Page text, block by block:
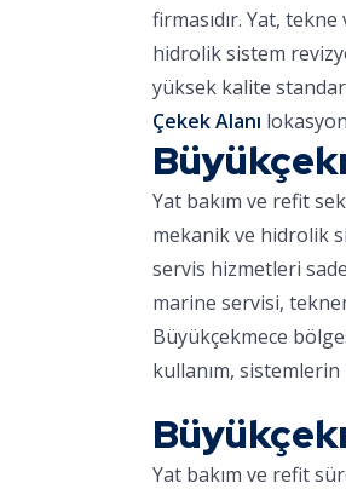
firmasıdır. Yat,
hidrolik sistem
yüksek kalite
Çekek Alanı
Yat bakım ve refit
mekanik ve hidrolik
servis hizmetleri
marine servisi,
Büyükçekmece
kullanım,
Yat bakım ve refit